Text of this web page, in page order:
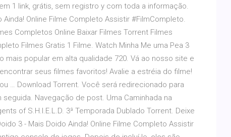
1 link, grátis, sem registro y com toda a informação.
Online Filme Completo Assistir #FilmCompleto.
Completos Online Baixar Filmes Torrent Filmes
Filmes Gratis 1 Filme. Watch Minha Me uma Pea 3
popular em alta qualidade 720. Vá ao nosso site e
seus filmes favoritos! Avalie a estréia do filme!
… Download Torrent. Você será redirecionado para
Navegação de post. Uma Caminhada na
of S.H.I.E.L.D. 3ª Temporada Dublado Torrent. Deixe
3 - Mais Doido Ainda! Online Filme Completo Assistir